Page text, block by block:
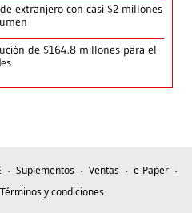
extranjero con casi $2 millones
de $164.8 millones para el
Suplementos Ventas
e-Paper
Términos y condiciones